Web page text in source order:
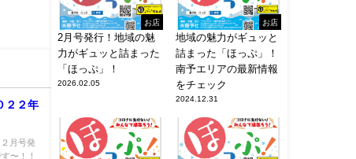
２２年
月号発
〜！！
お店
2月号発行！地域の魅
力がギュッと詰まった
「ほっぷ」！
2026.02.05
お店
地域の魅力がギュッと
詰まった「ほっぷ」！
南予エリアの最新情報
をチェック
2024.12.31